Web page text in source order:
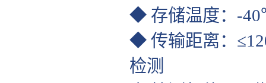
◆ 存储温度：-
◆ 传输距离：
检测